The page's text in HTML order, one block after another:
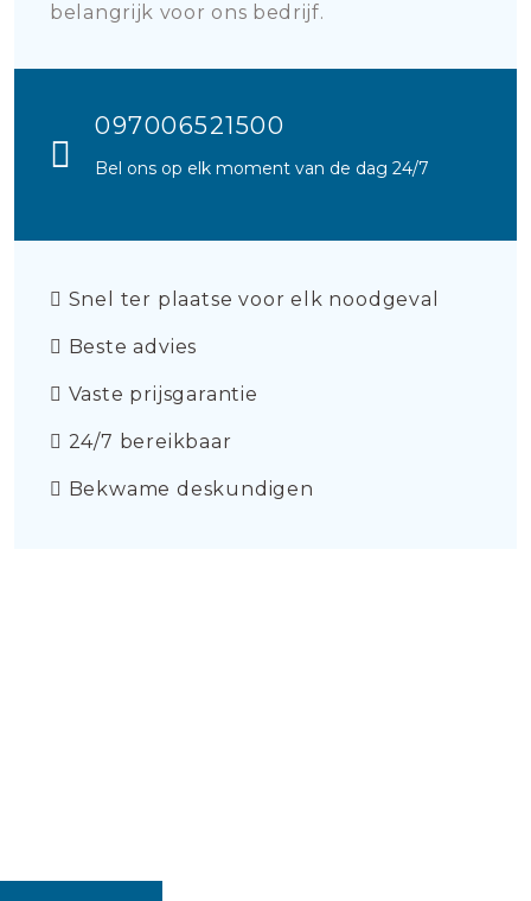
belangrijk voor ons bedrijf.
097006521500
Bel ons op elk moment van de dag 24/7
Snel ter plaatse voor elk noodgeval
Beste advies
Vaste prijsgarantie
24/7 bereikbaar
Bekwame deskundigen